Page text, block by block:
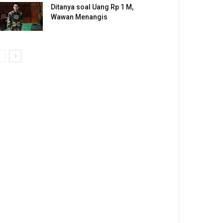
Ditanya soal Uang Rp 1 M,
Wawan Menangis